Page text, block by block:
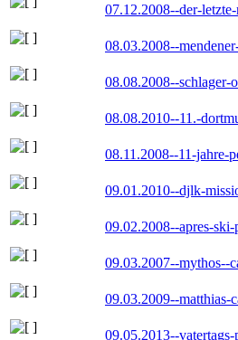
07.12.2008--der-
08.03.2008--
08.08.2008--schlager-
08.08.2010--11.-
08.11.2008--11-jahre-
09.01.2010--djlk-
09.02.2008--apres-
09.03.2007--mythos--
09.03.2009--matthias-
09.05.2013--